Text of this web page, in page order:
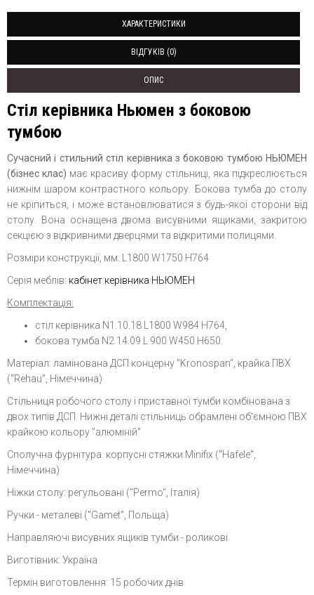
ХАРАКТЕРИСТИКИ
ВІДГУКІВ (0)
ОПИС
Стіл керівника Ньюмен з боковою
тумбою
Сучасний і стильний стіл керівника з боковою тумбою НЬЮМЕН
(бізнес клас) має красиву форму стільниці, яка підкреслюється
нижнім шаром контрастного кольору. Бокова тумба до столу
не кріпиться, і може встановлюватися з будь-якої сторони від
столу. Вона оснащена двома висувними ящиками, закритою
секцією з відкривними дверцями та відкритими полицями.
Розміри конструкції, мм: L1800 W1750 H764
Серія меблів: кабінет керівника НЬЮМЕН
Комплектація:
стіл керівника N1.10.18 L1800 W984 H764,
бокова тумба N2.14.09 L 900 W450 H650.
Матеріал: ламінована ДСП концерну "Kronospan", крайка ПВХ
("Rehau", Німеччина)
Стільниця робочого столу і приставної тумби комбінована з
двох типів ДСП. Нижні деталі стільниць обрамлені об'ємною ПВХ
крайкою кольору "алюміній"
Сполучна фурнітура: корпусні стяжки Minifix ("Hafele",
Німеччина)
Ніжки столу: регульовані ("Permo", Італія)
Ручки - металеві ("Gamet", Польща)
Направляючі висувних ящиків тумби - роликові
Виготівник: Україна
Термін виготовлення: 15 робочих днів